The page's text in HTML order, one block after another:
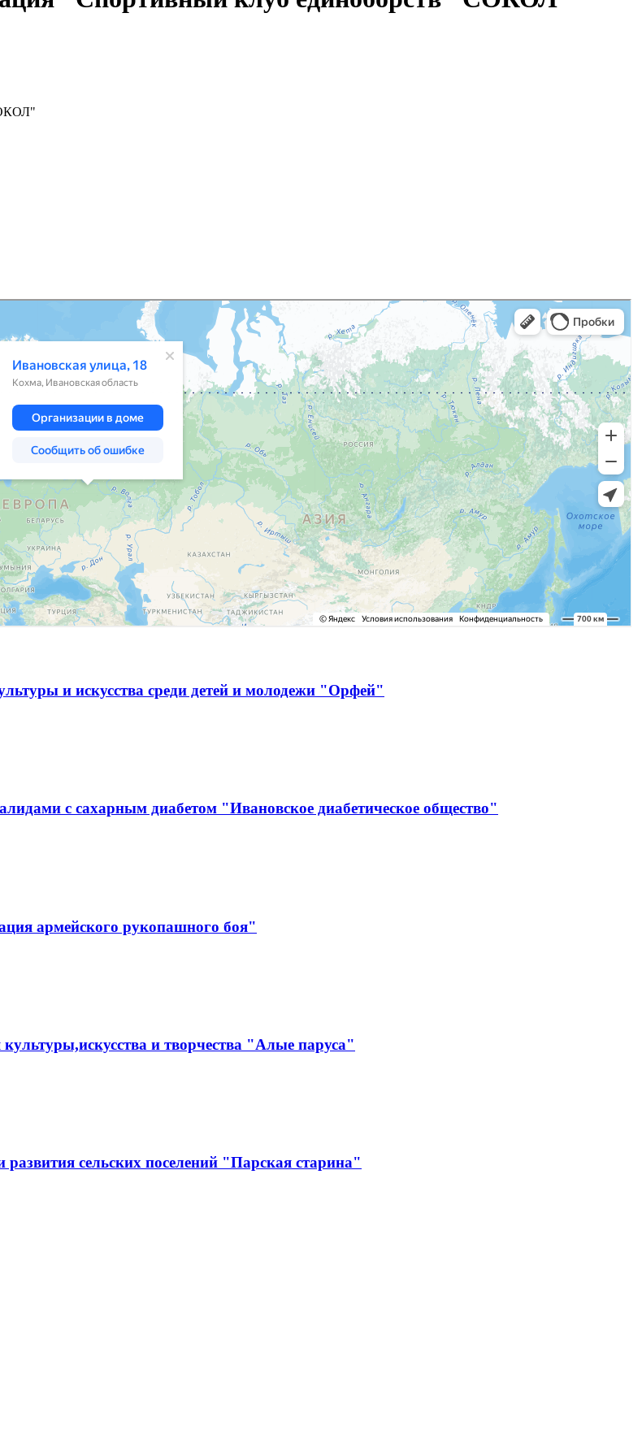
и искусства среди детей и молодежи "Орфей"
с сахарным диабетом "Ивановское диабетическое общество"
армейского рукопашного боя"
и творчества "Алые паруса"
сельских поселений "Парская старина"